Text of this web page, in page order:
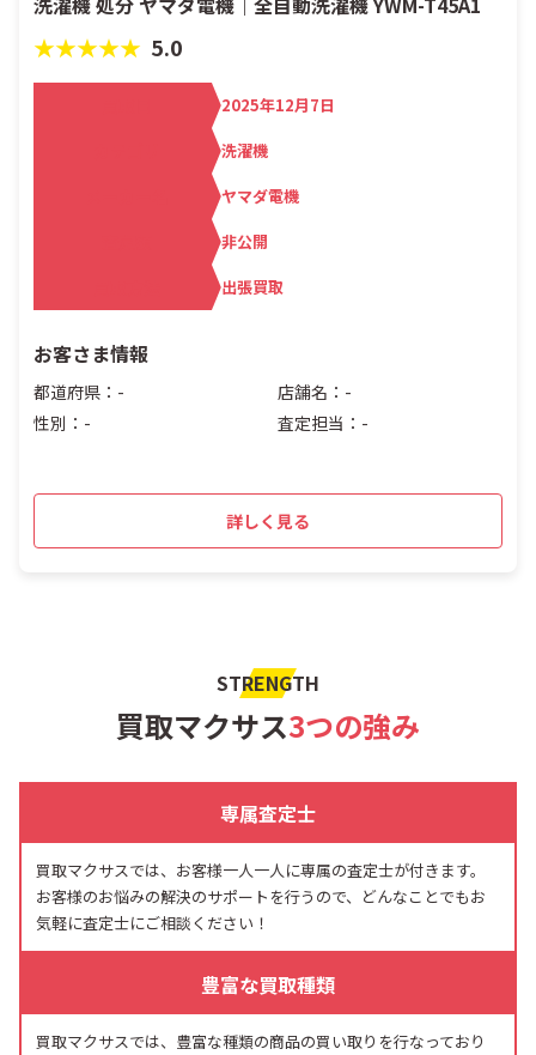
★★★★★ 5.0
2025年12月7日
洗濯機
ヤマダ電機
非公開
出張買取
お客さま情報
都道府県：-
店舗名：-
性別：-
査定担当：-
詳しく見る
STRENGTH
買取マクサス3つの強み
専属査定士
買取マクサスでは、お客様一人一人に専属の査定士が付きます。
お客様のお悩みの解決のサポートを行うので、どんなことでもお
気軽に査定士にご相談ください！
豊富な買取種類
買取マクサスでは、豊富な種類の商品の買い取りを行なっており